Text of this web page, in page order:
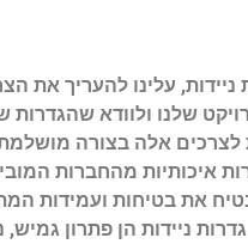
עלינו להעריך את
שלנו ולוודא שהגדרות
לצרכים אלה בצורה
איכותיות מהחברות
את בטיחות ועמידות
ניידות הן פתרון גמיש,